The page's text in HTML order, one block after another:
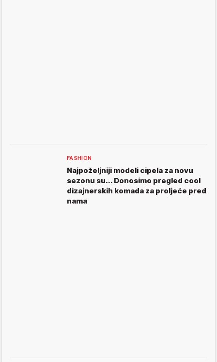
FASHION
Najpoželjniji modeli cipela za novu
sezonu su... Donosimo pregled cool
dizajnerskih komada za proljeće pred
nama